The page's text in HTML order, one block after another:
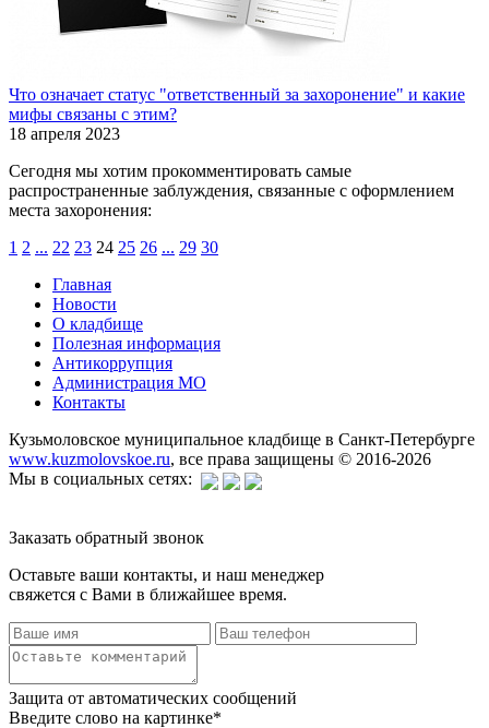
Что означает статус "ответственный за захоронение" и какие
мифы связаны с этим?
18 апреля 2023
Сегодня мы хотим прокомментировать самые
распространенные заблуждения, связанные с оформлением
места захоронения:
1 2 ... 22 23 24 25 26 ... 29 30
Главная
Новости
О кладбище
Полезная информация
Антикоррупция
Администрация МО
Контакты
Кузьмоловское муниципальное кладбище в Санкт-Петербурге
www.kuzmolovskoe.ru, все права защищены © 2016-2026
Мы в социальных сетях:
Заказать обратный звонок
Оставьте ваши контакты, и наш менеджер
свяжется с Вами в ближайшее время.
Защита от автоматических сообщений
Введите слово на картинке*